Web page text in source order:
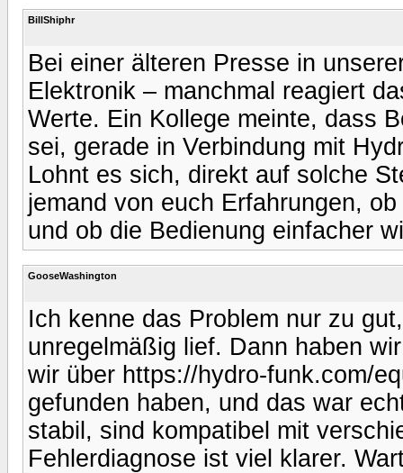
BillShiphr
Bei einer älteren Presse in
Elektronik – manchmal reagiert
Werte. Ein Kollege meinte, dass
sei, gerade in Verbindung mit
Lohnt es sich, direkt auf solche
jemand von euch Erfahrungen,
und ob die Bedienung einfacher
GooseWashington
Ich kenne das Problem nur zu
unregelmäßig lief. Dann haben
wir über https://hydro-funk.com/
gefunden haben, und das war
stabil, sind kompatibel mit
Fehlerdiagnose ist viel klarer.